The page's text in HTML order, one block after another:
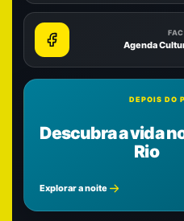
Agenda
DEPOIS DO
Descubra a vida
Rio
Explorar a noite